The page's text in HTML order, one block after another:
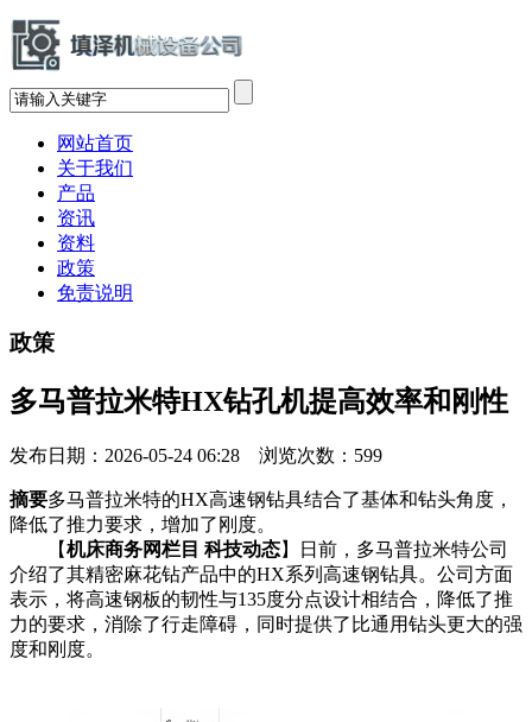
网站首页
关于我们
产品
资讯
资料
政策
免责说明
政策
多马普拉米特HX钻孔机提高效率和刚性
发布日期：2026-05-24 06:28 浏览次数： 599
摘要多马普拉米特的HX高速钢钻具结合了基体和钻头角度，
降低了推力要求，增加了刚度。
【机床商务网栏目 科技动态】日前，多马普拉米特公司
介绍了其精密麻花钻产品中的HX系列高速钢钻具。公司方面
表示，将高速钢板的韧性与135度分点设计相结合，降低了推
力的要求，消除了行走障碍，同时提供了比通用钻头更大的强
度和刚度。